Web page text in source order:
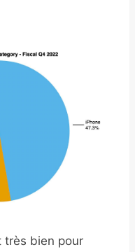
très bien pour